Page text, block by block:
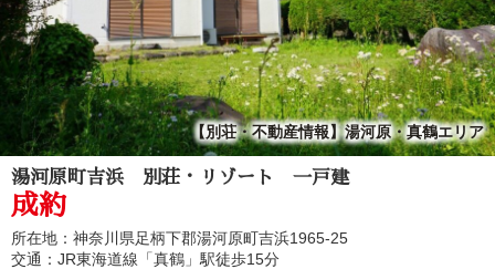
【別荘・不動産情報】湯河原・真鶴エリア
湯河原町吉浜 別荘・リゾート 一戸建
成約
所在地：神奈川県足柄下郡湯河原町吉浜1965-25
交通：JR東海道線「真鶴」駅徒歩15分